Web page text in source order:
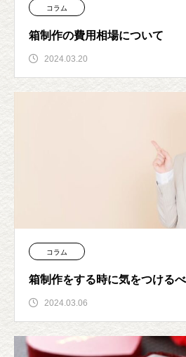
コラム
箱制作の費用相場について
2024.03.20
コラム
箱制作をする時に気をつける
2024.03.06